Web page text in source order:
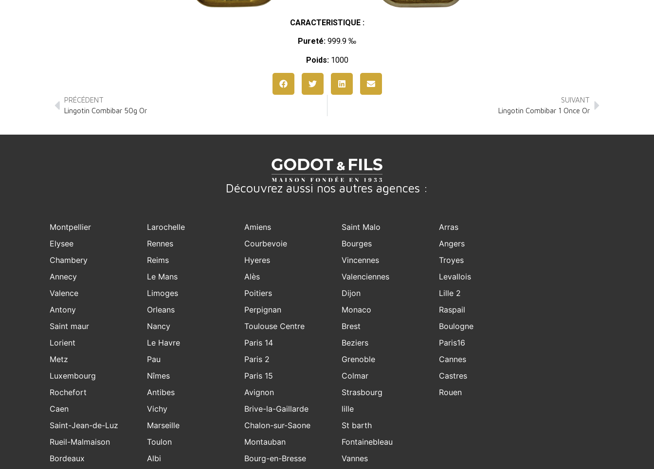
CARACTERISTIQUE :
Pureté: 999.9 ‰
Poids:1000
PRÉCÉDENT
Lingotin Combibar 50g Or
SUIVANT
Lingotin Combibar 1 Once Or
Découvrez aussi nos autres agences :
Montpellier
Elysee
Chambery
Annecy
Valence
Antony
Saint maur
Lorient
Metz
Luxembourg
Rochefort
Larochelle
Rennes
Reims
Le Mans
Limoges
Orleans
Nancy
Le Havre
Pau
Nîmes
Antibes
Amiens
Courbevoie
Hyeres
Alès
Poitiers
Perpignan
Toulouse Centre
Paris 14
Paris 2
Paris 15
Avignon
Saint Malo
Bourges
Vincennes
Valenciennes
Dijon
Monaco
Brest
Beziers
Grenoble
Colmar
Strasbourg
Arras
Angers
Troyes
Levallois
Lille 2
Raspail
Boulogne
Paris16
Cannes
Castres
Rouen
Caen
Saint-Jean-de-Luz
Rueil-Malmaison
Bordeaux
Vichy
Marseille
Toulon
Albi
Brive-la-Gaillarde
Chalon-sur-Saone
Montauban
Bourg-en-Bresse
lille
St barth
Fontainebleau
Vannes